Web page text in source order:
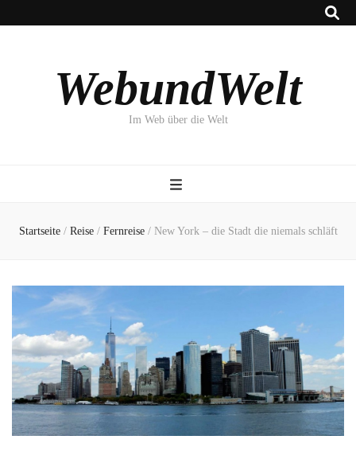
WebundWelt
Im Web über die Welt
Startseite / Reise / Fernreise / New York – die Stadt die niemals schläft